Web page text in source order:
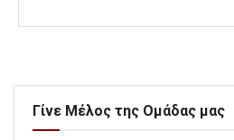
Γίνε Μέλος της Ομάδας μας